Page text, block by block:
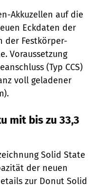
Akkuzellen auf die
Eckdaten der
der Festkörper-
Voraussetzung
(Typ CCS)
voll geladener
mit bis zu 33,3
Solid State
der neuen
zur Donut Solid